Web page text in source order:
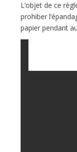
L’objet de ce
prohiber
papier pendant